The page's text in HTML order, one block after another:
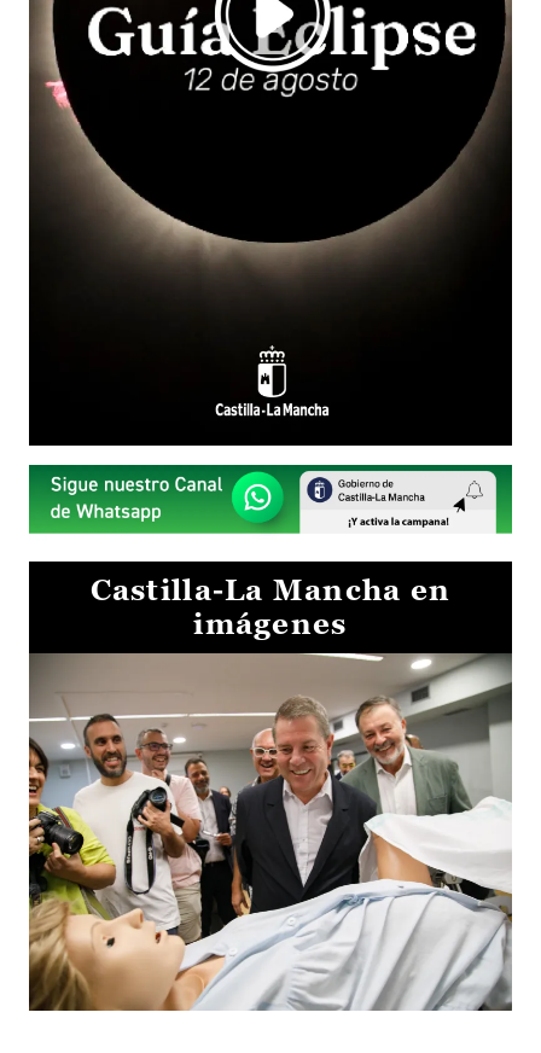
Castilla-La Mancha en
imágenes